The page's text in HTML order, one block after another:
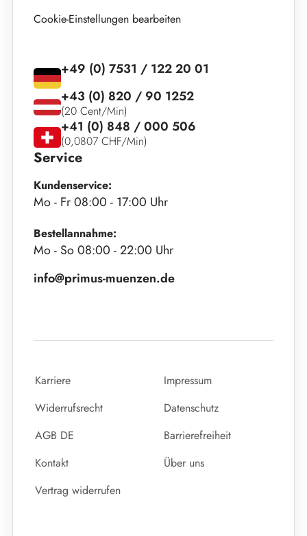
Cookie-Einstellungen bearbeiten
Service
Kundenservice:
Mo - Fr 08:00 - 17:00 Uhr
Bestellannahme:
Mo - So 08:00 - 22:00 Uhr
info@primus-muenzen.de
+49 (0) 7531 / 122 20 01
+43 (0) 820 / 90 1252
(20 Cent/Min)
+41 (0) 848 / 000 506
(0,0807 CHF/Min)
Karriere
Impressum
Widerrufsrecht
Datenschutz
AGB DE
Barrierefreiheit
Kontakt
Über uns
Vertrag widerrufen